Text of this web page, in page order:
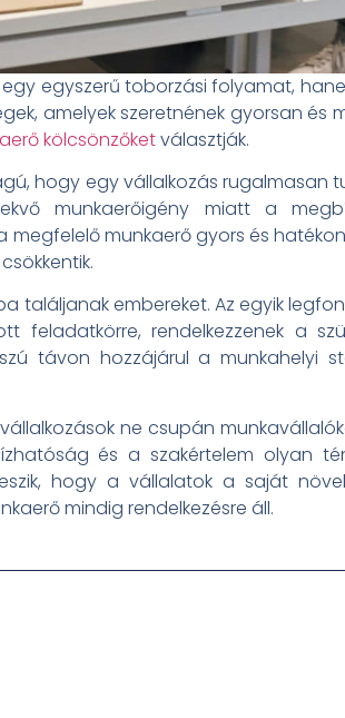
egyszerű toborzási folyamat,
amelyek szeretnének gyorsan és
kölcsönzőketválasztják.
hogy egy vállalkozás rugalmasan
munkaerőigény miatt a
munkaerő gyors és
találjanak embereket. Az egyik
rendelkezzenek a
távon hozzájárul a munkahelyi
ne csupán
és a szakértelem olyan
hogy a vállalatok a saját
mindig rendelkezésre áll.